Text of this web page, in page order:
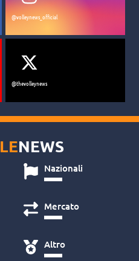
@volleynews_official
@thevolleynews
LENEWS
Nazionali
Mercato
Altro